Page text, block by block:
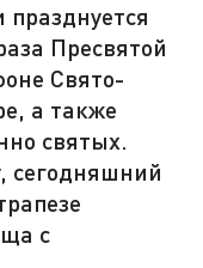
Пресвятой
Свято-
а также
святых.
сегодняшний
с